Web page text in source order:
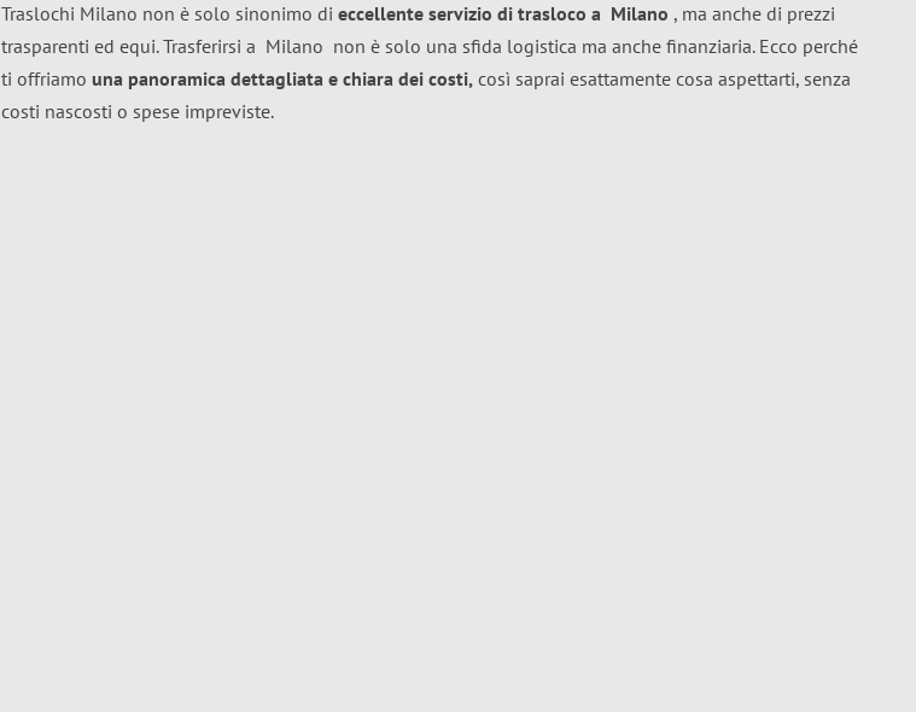
Traslochi Milano non è solo sinonimo di eccellente servizio di trasloco a Milano , ma anche di prezzi
trasparenti ed equi. Trasferirsi a Milano non è solo una sfida logistica ma anche finanziaria. Ecco perché
ti offriamo una panoramica dettagliata e chiara dei costi, così saprai esattamente cosa aspettarti, senza
costi nascosti o spese impreviste.